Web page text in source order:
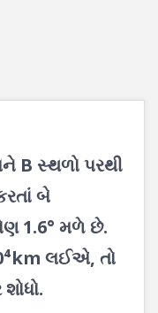
B સ્થળો પરથી
બે
1.6° મળે છે.
લઈએ, તો